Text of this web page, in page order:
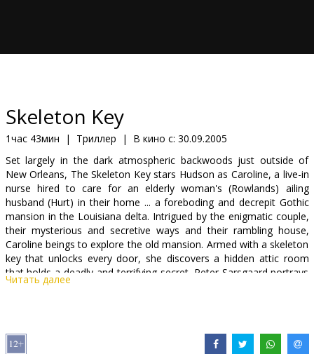
Клуб
Skeleton Key
1час 43мин | Триллер | В кино с: 30.09.2005
Set largely in the dark atmospheric backwoods just outside of
New Orleans, The Skeleton Key stars Hudson as Caroline, a live-in
nurse hired to care for an elderly woman's (Rowlands) ailing
husband (Hurt) in their home ... a foreboding and decrepit Gothic
mansion in the Louisiana delta. Intrigued by the enigmatic couple,
their mysterious and secretive ways and their rambling house,
Caroline beings to explore the old mansion. Armed with a skeleton
key that unlocks every door, she discovers a hidden attic room
that holds a deadly and terrifying secret. Peter Sarsgaard portrays
Luke, the local attorney working on the couple's estate, and Joy
Hurt, Joy Bryant
Читать далее